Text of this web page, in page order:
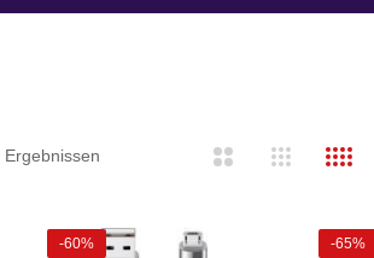
Ergebnissen
-60% -65%